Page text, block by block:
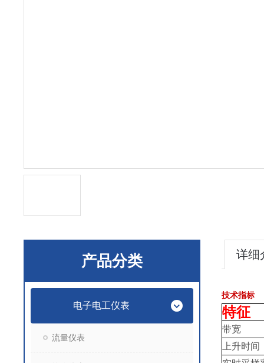
产品分类
电子电工仪表
流量仪表
详细
技术指标
特征
带宽
上升时间